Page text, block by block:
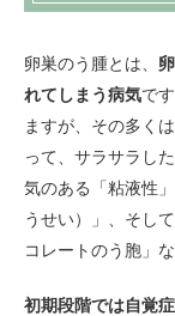
卵巣のう腫とは、
れてしまう病気で
ますが、その多く
って、サラサラし
気のある「粘液性
うせい）」、そし
コレートのう胞」
初期段階では自覚